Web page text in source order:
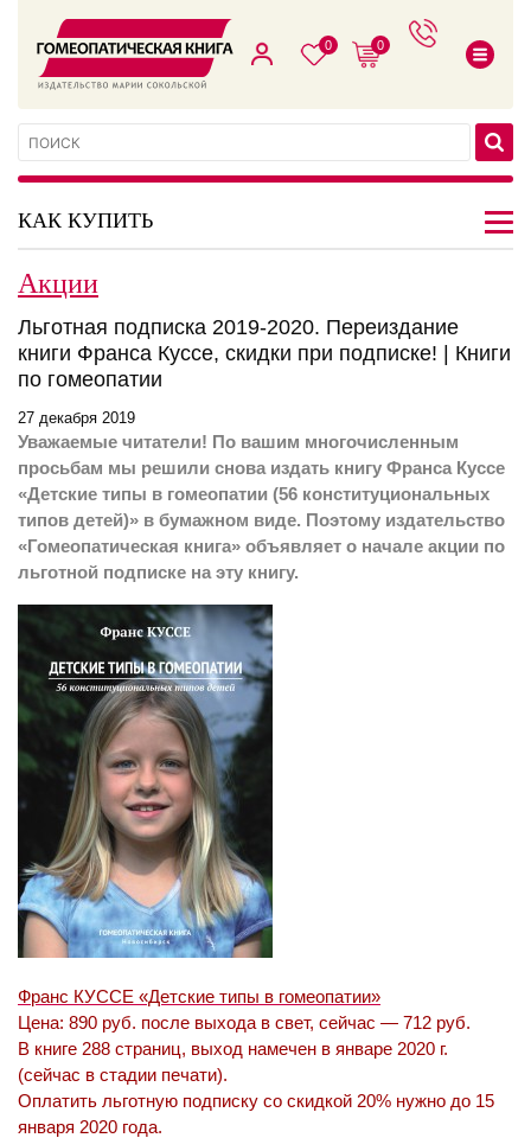
0 0
КАК КУПИТЬ
Акции
Льготная подписка 2019-2020. Переиздание
книги Франса Куссе, скидки при подписке! | Книги
по гомеопатии
27 декабря 2019
Уважаемые читатели! По вашим многочисленным
просьбам мы решили снова издать книгу Франса Куссе
«Детские типы в гомеопатии (56 конституциональных
типов детей)» в бумажном виде. Поэтому издательство
«Гомеопатическая книга» объявляет о начале акции по
льготной подписке на эту книгу.
Франс КУССЕ «Детские типы в гомеопатии»
Цена: 890 руб. после выхода в свет, сейчас — 712 руб.
В книге 288 страниц, выход намечен в январе 2020 г.
(сейчас в стадии печати).
Оплатить льготную подписку со скидкой 20% нужно до 15
января 2020 года.